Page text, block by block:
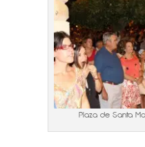
Plaza de Santa